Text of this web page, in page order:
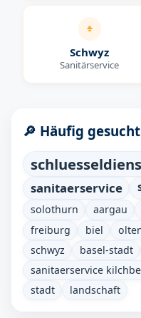
Schwyz
Sanitärservice
🔎 Häufig
sanitaerservice
solothurn aargau
freiburg
biel
schwyz
basel-stadt
sanitaerservice
stadt
landschaft